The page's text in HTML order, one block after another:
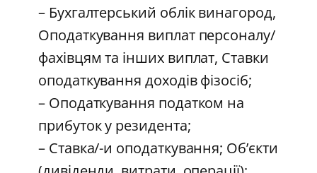
– Бухгалтерський облік винагород,
Оподаткування виплат персоналу/
фахівцям та інших виплат, Ставки
оподаткування доходів фізосіб;
– Оподаткування податком на
прибуток у резидента;
– Ставка/-и оподаткування; Об’єкти